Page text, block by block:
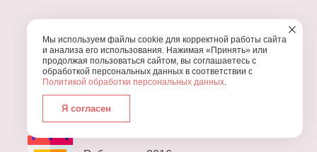
ПОЧЕМУ МЫ?
УЗНАЙТЕ, ПОЧЕМУ ПРОВЕДЕНИЕ
ПРАЗДНИКА СТОИТ ДОВЕРИТЬ НАМ
Мы используем файлы cookie для корректной работы сайта
и анализа его использования. Нажимая «Принять» или
продолжая пользоваться сайтом, вы соглашаетесь с
обработкой персональных данных в соответствии с
Политикой обработки персональных данных.
Я согласен